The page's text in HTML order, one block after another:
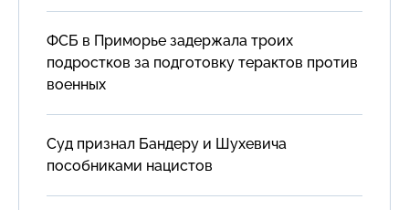
ФСБ в Приморье задержала троих
подростков за подготовку терактов против
военных
Суд признал Бандеру и Шухевича
пособниками нацистов